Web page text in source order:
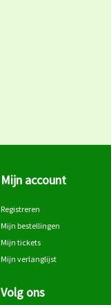
Mijn account
Registreren
Mijn bestellingen
Mijn tickets
Mijn verlanglijst
Volg ons